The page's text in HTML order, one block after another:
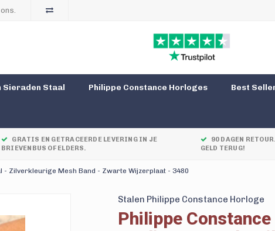
Sieraden Staal Philippe Constance Horloges Best
GRATIS EN GETRACEERDE LEVERING IN JE
BRIEVENBUS OF ELDERS.
90 DAGEN
GELD TERUG!
Zilverkleurige Mesh Band - Zwarte Wijzerplaat - 3480
Stalen Philippe Constance Horloge
Philippe